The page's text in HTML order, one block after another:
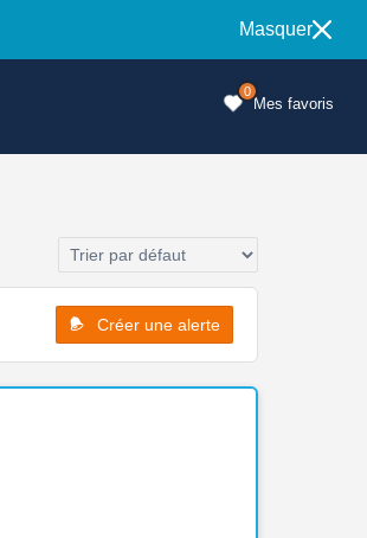
Masquer
Mes favoris
0
Créer une alerte